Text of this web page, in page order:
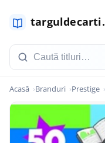
Acasă Branduri Prestige